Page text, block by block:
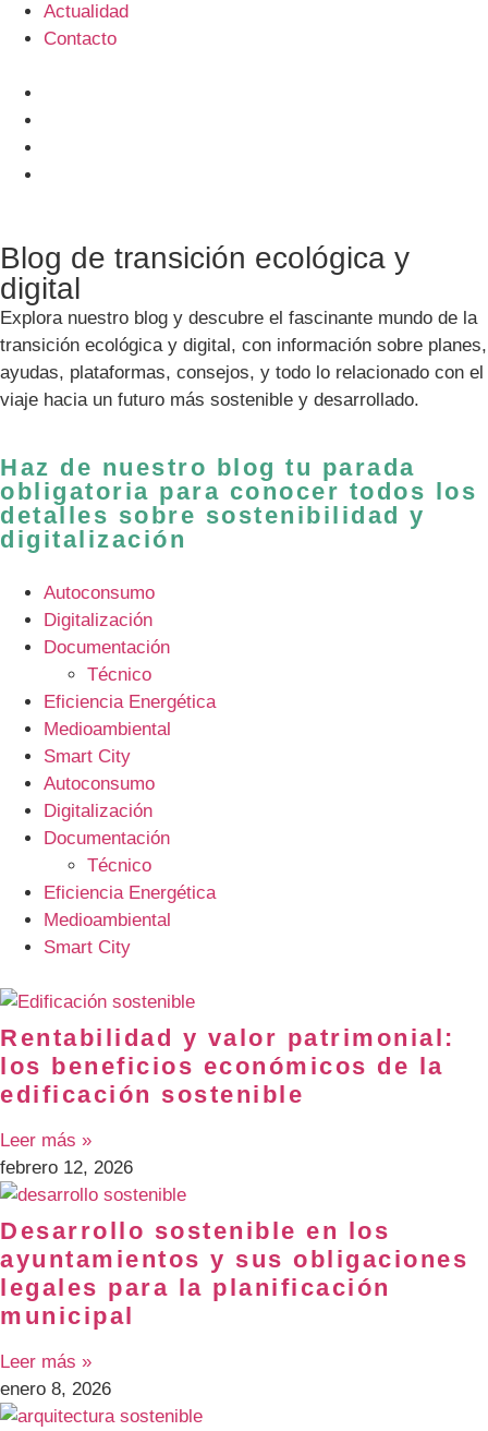
Actualidad
Contacto
Blog de transición ecológica y
digital
Explora nuestro blog y descubre el fascinante mundo de la
transición ecológica y digital, con información sobre planes,
ayudas, plataformas, consejos, y todo lo relacionado con el
viaje hacia un futuro más sostenible y desarrollado.
Haz de nuestro blog tu parada
obligatoria para conocer todos los
detalles sobre sostenibilidad y
digitalización
Autoconsumo
Digitalización
Documentación
Técnico
Eficiencia Energética
Medioambiental
Smart City
Autoconsumo
Digitalización
Documentación
Técnico
Eficiencia Energética
Medioambiental
Smart City
Rentabilidad y valor patrimonial:
los beneficios económicos de la
edificación sostenible
Leer más »
febrero 12, 2026
Desarrollo sostenible en los
ayuntamientos y sus obligaciones
legales para la planificación
municipal
Leer más »
enero 8, 2026